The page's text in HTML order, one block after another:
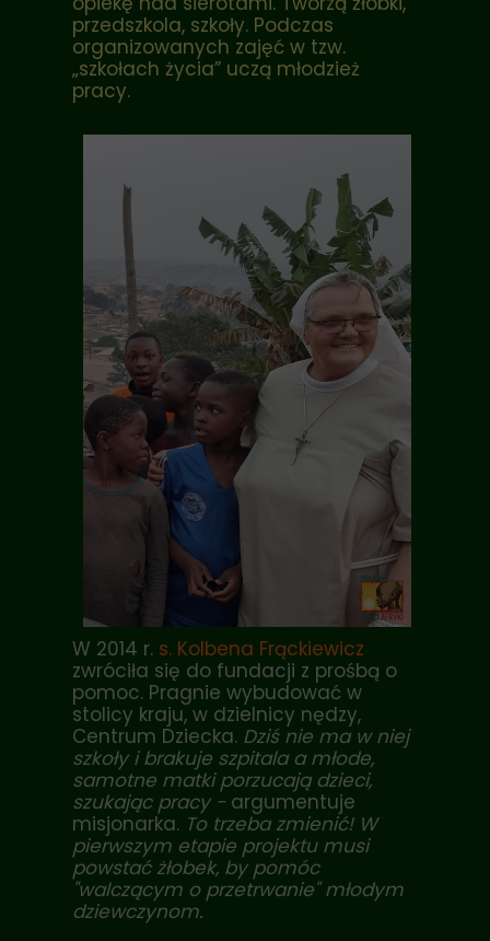
przedszkola, szkoły. Podczas
organizowanych zajęć w tzw.
„szkołach życia” uczą młodzież
pracy.
W 2014 r. s. Kolbena Frąckiewicz
zwróciła się do fundacji z prośbą o
pomoc. Pragnie wybudować w
stolicy kraju, w dzielnicy nędzy,
Centrum Dziecka. Dziś nie ma w niej
szkoły i brakuje szpitala a młode,
samotne matki porzucają dzieci,
szukając pracy - argumentuje
misjonarka. To trzeba zmienić! W
pierwszym etapie projektu musi
powstać żłobek, by pomóc
"walczącym o przetrwanie" młodym
dziewczynom.